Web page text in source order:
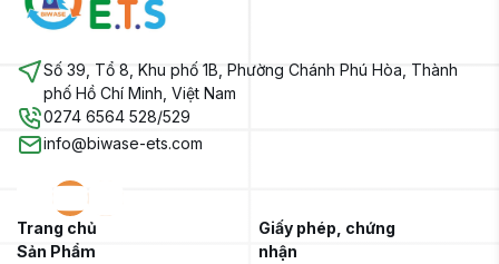
Số 39, Tổ 8, Khu phố 1B, Phường Chánh Phú Hòa, Thành
phố Hồ Chí Minh, Việt Nam
0274 6564 528/529
info@biwase-ets.com
Trang chủ
Sản Phẩm
Giấy phép, chứng
nhận